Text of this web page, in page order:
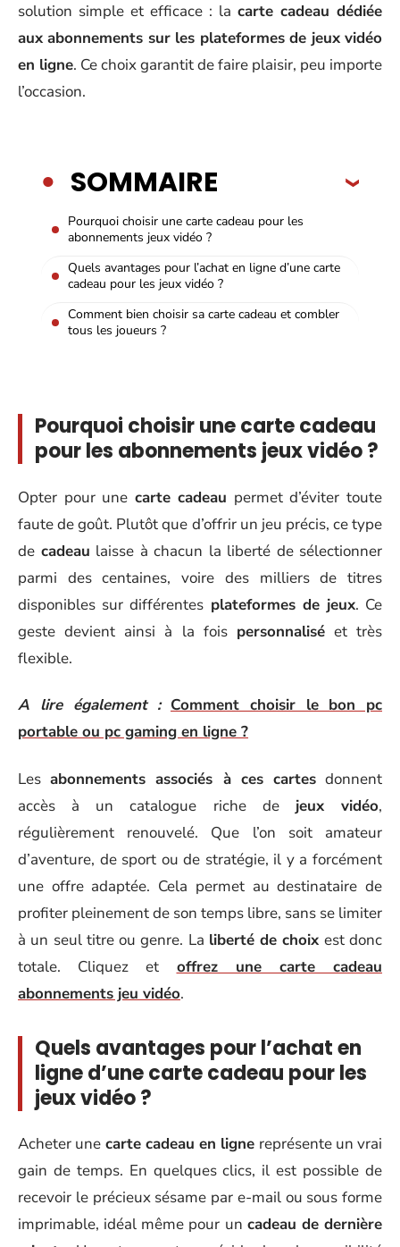
solution simple et efficace : la carte cadeau dédiée
aux abonnements sur les plateformes de jeux vidéo
en ligne. Ce choix garantit de faire plaisir, peu importe
l’occasion.
SOMMAIRE
Pourquoi choisir une carte cadeau pour les
abonnements jeux vidéo ?
Quels avantages pour l’achat en ligne d’une carte
cadeau pour les jeux vidéo ?
Comment bien choisir sa carte cadeau et combler
tous les joueurs ?
Pourquoi choisir une carte cadeau
pour les abonnements jeux vidéo ?
Opter pour une carte cadeau permet d’éviter toute
faute de goût. Plutôt que d’offrir un jeu précis, ce type
de cadeau laisse à chacun la liberté de sélectionner
parmi des centaines, voire des milliers de titres
disponibles sur différentes plateformes de jeux. Ce
geste devient ainsi à la fois personnaliséet très
flexible.
A lire également : Comment choisir le bon pc
portable ou pc gaming en ligne ?
Lesabonnements associés à ces cartesdonnent
accès à un catalogue riche de jeux vidéo,
régulièrement renouvelé. Que l’on soit amateur
d’aventure, de sport ou de stratégie, il y a forcément
une offre adaptée. Cela permet au destinataire de
profiter pleinement de son temps libre, sans se limiter
à un seul titre ou genre. La liberté de choix est donc
totale. Cliquez et offrez une carte cadeau
abonnements jeu vidéo.
Quels avantages pour l’achat en
ligne d’une carte cadeau pour les
jeux vidéo ?
Acheter une carte cadeau en ligne représente un vrai
gain de temps. En quelques clics, il est possible de
recevoir le précieux sésame par e-mail ou sous forme
imprimable, idéal même pour un cadeau de dernière